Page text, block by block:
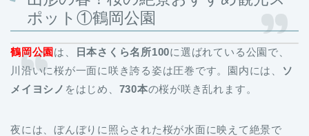
ポット①鶴岡公園
鶴岡公園 は、 日本さくら名所100に選ばれている公園で、
川沿いに桜が一面に咲き誇る姿は圧巻です。園内には、
ソ
メイヨシノ をはじめ、 730本の桜が咲き乱れます。
夜には、ぼんぼりに照らされた桜が水面に映えて絶景で